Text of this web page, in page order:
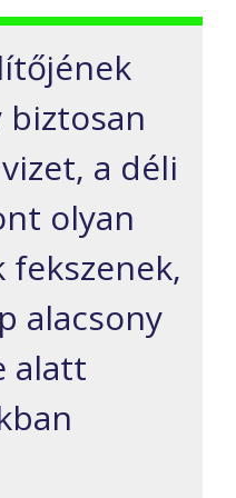
biztosan
a déli
olyan
alacsony
alatt